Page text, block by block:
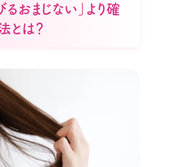
るおまじない」より確
とは？